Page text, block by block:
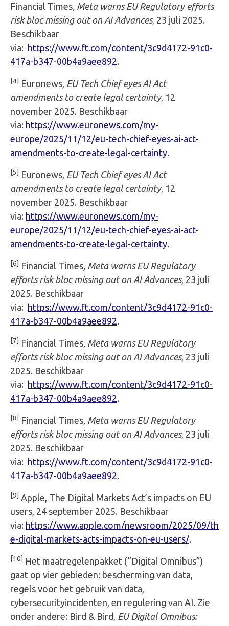
Financial Times , Meta warns EU Regulatory efforts
risk bloc missing out on AI Advances, 23 juli 2025.
Beschikbaar
via: https://www.ft.com/content/3c9d4172-91c0-
417a-b347-00b4a9aee892.
[4] Euronews, EU Tech Chief eyes AI Act
amendments to create legal certainty, 12
november 2025. Beschikbaar
via: https://www.euronews.com/my-
europe/2025/11/12/eu-tech-chief-eyes-ai-act-
amendments-to-create-legal-certainty.
[5] Euronews, EU Tech Chief eyes AI Act
amendments to create legal certainty, 12
november 2025. Beschikbaar
via: https://www.euronews.com/my-
europe/2025/11/12/eu-tech-chief-eyes-ai-act-
amendments-to-create-legal-certainty.
[6] Financial Times , Meta warns EU Regulatory
efforts risk bloc missing out on AI Advances, 23 juli
2025. Beschikbaar
via: https://www.ft.com/content/3c9d4172-91c0-
417a-b347-00b4a9aee892.
[7] Financial Times , Meta warns EU Regulatory
efforts risk bloc missing out on AI Advances, 23 juli
2025. Beschikbaar
via: https://www.ft.com/content/3c9d4172-91c0-
417a-b347-00b4a9aee892.
[8] Financial Times , Meta warns EU Regulatory
efforts risk bloc missing out on AI Advances, 23 juli
2025. Beschikbaar
via: https://www.ft.com/content/3c9d4172-91c0-
417a-b347-00b4a9aee892.
[9] Apple, The Digital Markets Act’s impacts on EU
users, 24 september 2025. Beschikbaar
via: https://www.apple.com/newsroom/2025/09/th
e-digital-markets-acts-impacts-on-eu-users/.
[10] Het maatregelenpakket (“Digital Omnibus”)
gaat op vier gebieden: bescherming van data,
regels voor het gebruik van data,
cybersecurityincidenten, en regulering van AI. Zie
onder andere: Bird & Bird, EU Digital Omnibus: